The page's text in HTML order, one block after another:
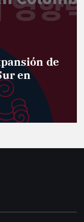
Entre
el
nuevo
Por